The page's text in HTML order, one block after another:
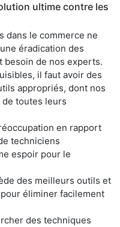
ultime contre les
dans le commerce ne
éradication des
besoin de nos experts.
il faut avoir des
appropriés, dont nos
toutes leurs
en rapport
techniciens
espoir pour le
des meilleurs outils et
éliminer facilement
des techniques